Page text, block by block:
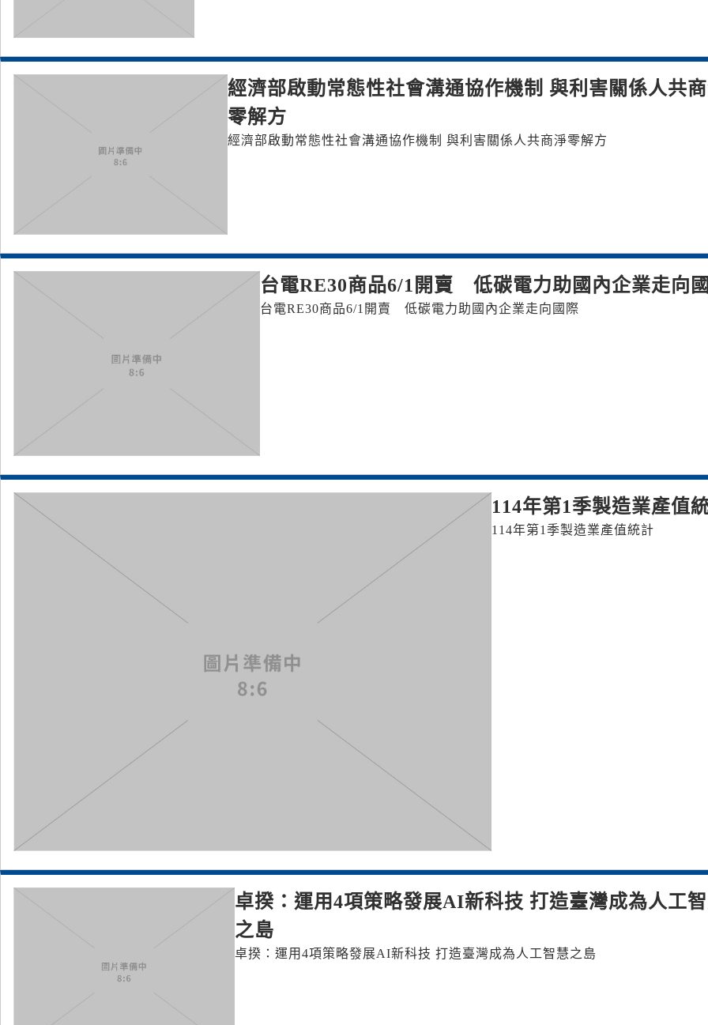
經濟部啟動常態性社會溝通協作機制 與利害關係人共
零解方
經濟部啟動常態性社會溝通協作機制 與利害關係人共商淨零解方
台電RE30商品6/1開賣 低碳電力助國內企業走向
台電RE30商品6/1開賣 低碳電力助國內企業走向國際
114年第1季製造業產值
114年第1季製造業產值統計
卓揆：運用4項策略發展AI新科技 打造臺灣成為人工
之島
卓揆：運用4項策略發展AI新科技 打造臺灣成為人工智慧之島